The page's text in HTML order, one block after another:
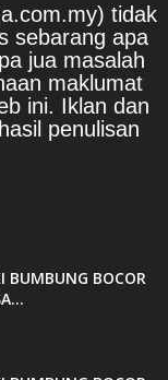
tidak
sebarang apa
jua masalah
maklumat
ini. Iklan dan
penulisan
BUMBUNG BOCOR